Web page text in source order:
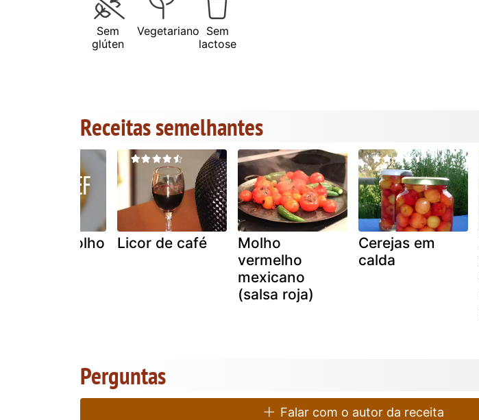
Sem
glúten
Vegetariano Sem
lactose
Receitas semelhantes
com molho
Licor de café
Molho
vermelho
mexicano
(salsa roja)
Cerejas em
calda
Perguntas
Falar com o autor da receita